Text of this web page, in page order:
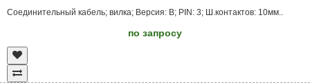
Соединительный кабель; вилка; Версия: B; PIN: 3; Ш.контактов: 10мм..
по запросу